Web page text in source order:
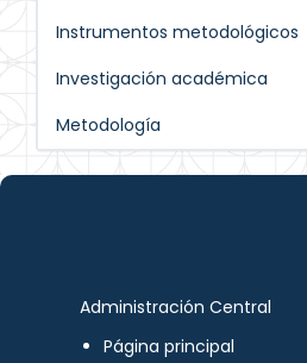
Instrumentos metodológicos
Investigación académica
Metodología
Administración Central
Página principal